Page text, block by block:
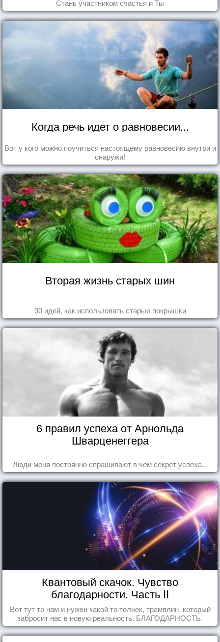
Стань участником счастья и Ты
Когда речь идет о равновесии...
Вот у кого можно поучиться настоящему равновесию внутри и
снаружи!
Вторая жизнь старых шин
30 идей, как использовать старые покрышки
6 правил успеха от Арнольда
Шварценеггера
Люди меня постоянно спрашивают в чем секрет успеха...
Квантовый скачок. Чувство
благодарности. Часть II
Вот тут то нам и нужен какой то толчек, трамплин, который
забросит нас в новую реальность. БЛАГОДАРНОСТЬ.